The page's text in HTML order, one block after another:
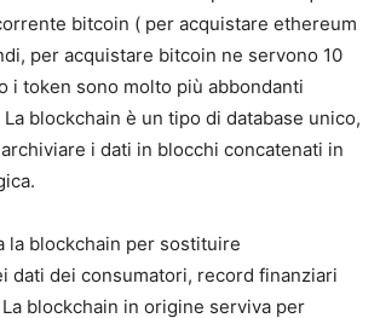
bitcoin ( per acquistare ethereum
per acquistare bitcoin ne servono 10
i token sono molto più abbondanti
blockchain è un tipo di database unico,
i dati in blocchi concatenati in
la blockchain per sostituire
dati dei consumatori, record finanziari
blockchain in origine serviva per